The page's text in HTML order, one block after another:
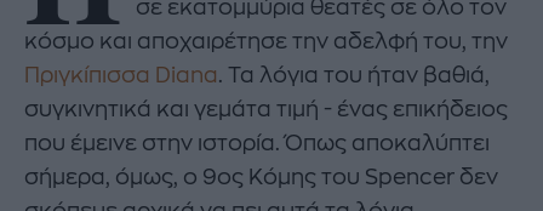
σε εκατομμύρια θεατές σε όλο τον
κόσμο και αποχαιρέτησε την αδελφή του, την
Πριγκίπισσα Diana. Τα λόγια του ήταν βαθιά,
συγκινητικά και γεμάτα τιμή - ένας επικήδειος
που έμεινε στην ιστορία. Όπως αποκαλύπτει
σήμερα, όμως, ο 9ος Κόμης του Spencer δεν